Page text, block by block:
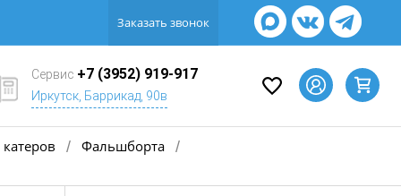
Заказать звонок
Сервис +7 (3952) 919-917
Иркутск, Баррикад, 90в
/ Фальшборта /